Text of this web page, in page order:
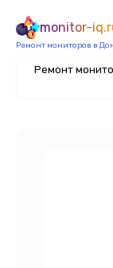
monitor-
Ремонт мониторов в
Ремонт